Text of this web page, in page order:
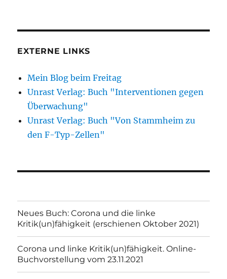
EXTERNE LINKS
Mein Blog beim Freitag
Unrast Verlag: Buch "Interventionen gegen
Überwachung"
Unrast Verlag: Buch "Von Stammheim zu
den F-Typ-Zellen"
Neues Buch: Corona und die linke
Kritik(un)fähigkeit (erschienen Oktober 2021)
Corona und linke Kritik(un)fähigkeit. Online-
Buchvorstellung vom 23.11.2021